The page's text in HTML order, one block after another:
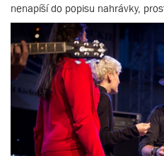
nenapíší do popisu nahrávky,